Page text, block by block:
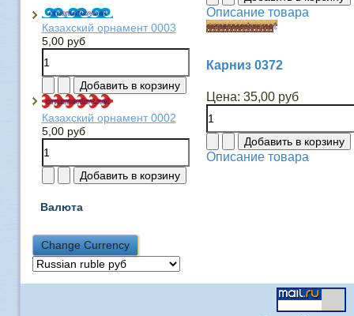
Казахский орнамент 0003
5,00 руб
Казахский орнамент 0002
5,00 руб
Валюта
Описание товара
Карниз 0372
Цена: 35,00 руб
Описание товара